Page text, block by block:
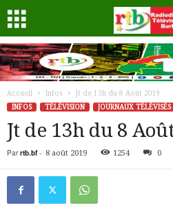
Accueil Infos
Jt de 13h du 8 Août 2019
INFOS
TÉLÉVISION JOURNAUX TÉLÉVISÉS
Jt de 13h du 8
Par rtb.bf- 8 août 2019 1254 0